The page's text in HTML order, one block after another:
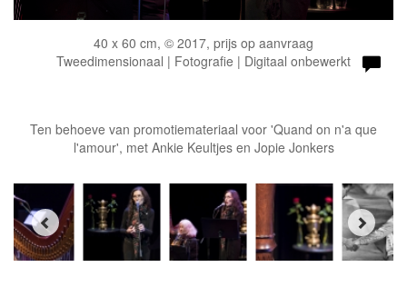
40 x 60 cm, © 2017, prijs op aanvraag
Tweedimensionaal | Fotografie | Digitaal onbewerkt
Ten behoeve van promotiemateriaal voor 'Quand on n'a que
l'amour', met Ankie Keultjes en Jopie Jonkers